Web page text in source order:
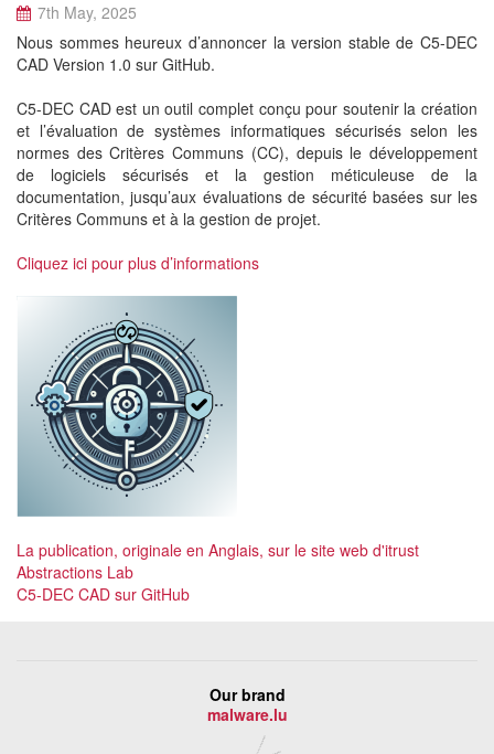
7th May, 2025
Nous sommes heureux d’annoncer la version stable de C5-DEC
CAD Version 1.0 sur GitHub.
C5-DEC CAD est un outil complet conçu pour soutenir la création
et l’évaluation de systèmes informatiques sécurisés selon les
normes des Critères Communs (CC), depuis le développement
de logiciels sécurisés et la gestion méticuleuse de la
documentation, jusqu’aux évaluations de sécurité basées sur les
Critères Communs et à la gestion de projet.
Cliquez ici pour plus d’informations
La publication, originale en Anglais, sur le site web d'itrust
Abstractions Lab
C5-DEC CAD sur GitHub
Our brand
malware.lu